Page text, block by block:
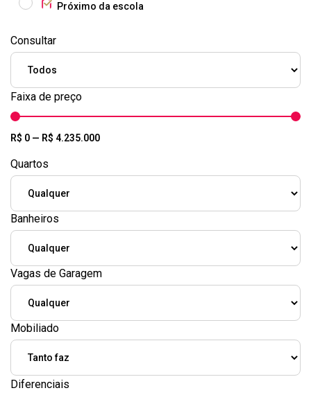
Próximo da escola
Consultar
Faixa de preço
R$ 0 — R$ 4.235.000
Quartos
Banheiros
Vagas de Garagem
Mobiliado
Diferenciais